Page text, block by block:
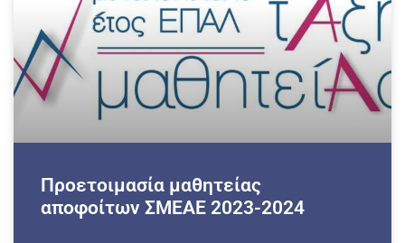
Προετοιμασία μαθητείας
αποφοίτων ΣΜΕΑΕ 2023-2024